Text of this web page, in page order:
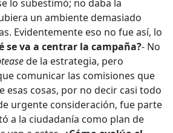
lo subestimó; no daba la
un ambiente demasiado
Evidentemente eso no fue así, lo
se va a centrar la campaña?- No
de la estrategia, pero
comunicar las comisiones que
esas cosas, por no decir casi todo
urgente consideración, fue parte
a la ciudadanía como plan de